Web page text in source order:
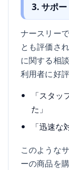
3. サポ
ナースリー
とも評価さ
に関する相
利用者に好評
「スタ
た」
「迅速な
このような
ーの商品を